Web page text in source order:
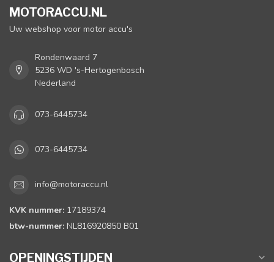
MOTORACCU.NL
Uw webshop voor motor accu's
Rondenwaard 7
5236 WD 's-Hertogenbosch
Nederland
073-6445734
073-6445734
info@motoraccu.nl
KVK nummer: 17189374
btw-nummer: NL816920850 B01
OPENINGSTIJDEN